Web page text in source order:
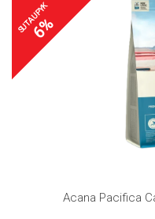
SUTAUPYK
6%
Acana Pacifica